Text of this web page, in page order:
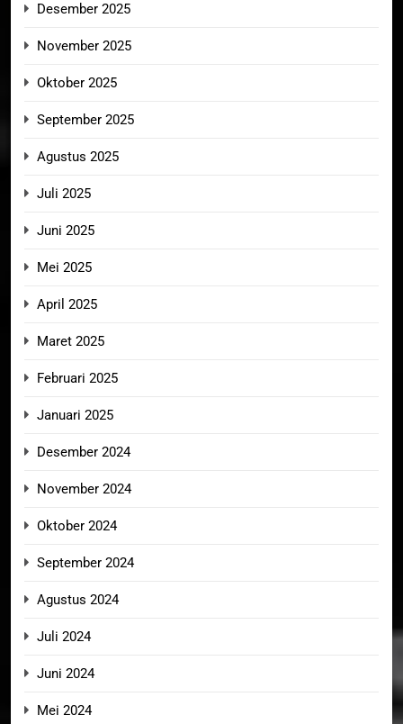
Desember 2025
November 2025
Oktober 2025
September 2025
Agustus 2025
Juli 2025
Juni 2025
Mei 2025
April 2025
Maret 2025
Februari 2025
Januari 2025
Desember 2024
November 2024
Oktober 2024
September 2024
Agustus 2024
Juli 2024
Juni 2024
Mei 2024